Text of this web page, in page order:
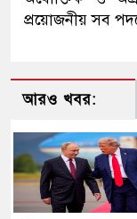
প্রয়োজনীয় সব
আরও খবর: